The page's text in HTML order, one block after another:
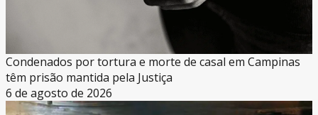
Condenados por tortura e morte de casal em Campinas
têm prisão mantida pela Justiça
6 de agosto de 2026